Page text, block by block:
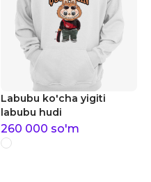
Labubu ko'cha yigiti
labubu hudi
260 000 so'm